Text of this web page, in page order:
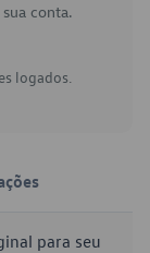
conta.
logados.
para seu